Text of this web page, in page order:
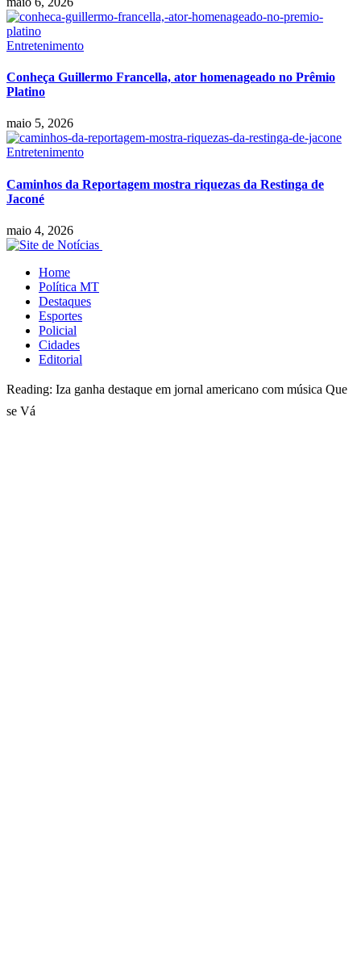
Entretenimento
Conheça Guillermo Francella, ator homenageado no Prêmio
Platino
maio 5, 2026
Entretenimento
Caminhos da Reportagem mostra riquezas da Restinga de
Jaconé
maio 4, 2026
Home
Política MT
Destaques
Esportes
Policial
Cidades
Editorial
Reading: Iza ganha destaque em jornal americano com música Que
se Vá